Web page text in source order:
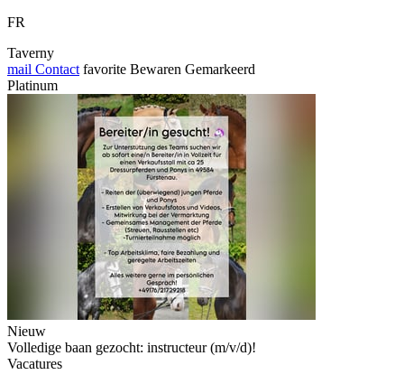
FR
Taverny
mail Contact favorite Bewaren Gemarkeerd
Platinum
Nieuw
Volledige baan gezocht: instructeur (m/v/d)!
Vacatures